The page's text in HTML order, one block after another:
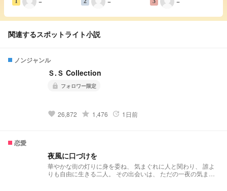
関連するスポットライト小説
ノンジャンル
Ｓ.Ｓ Collection
lock フォロワー限定
favorite 26,872 grade 1,476 update 1日前
恋愛
夜風に口づけを
華やかな街の灯りに身を委ね、 気まぐれに人と関わり、 誰よ
りも自由に生きる二人。 その出会いは、 ただの一夜の気まぐ